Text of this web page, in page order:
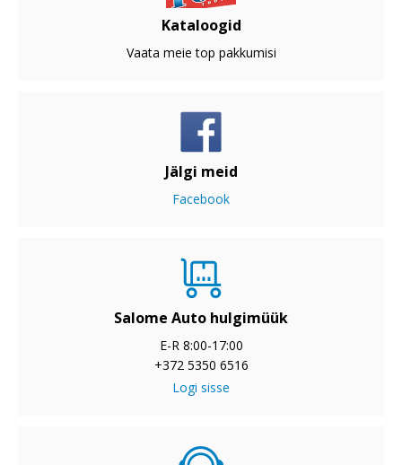
Kataloogid
Vaata meie top pakkumisi
Jälgi meid
Facebook
Salome Auto hulgimüük
E-R 8:00-17:00
+372 5350 6516
Logi sisse